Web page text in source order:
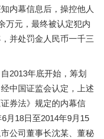
内幕信息后，操控他人
万元，最终被认定犯内
并处罚金人民币一千三
2013年底开始，筹划
中国证监会认定，上述
券法》规定的内幕信
月18日至2014年9月15
公司董事长沈某、董秘